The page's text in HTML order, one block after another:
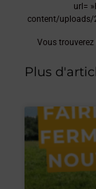
url=
content/uploads/
Vous trouverez
Plus